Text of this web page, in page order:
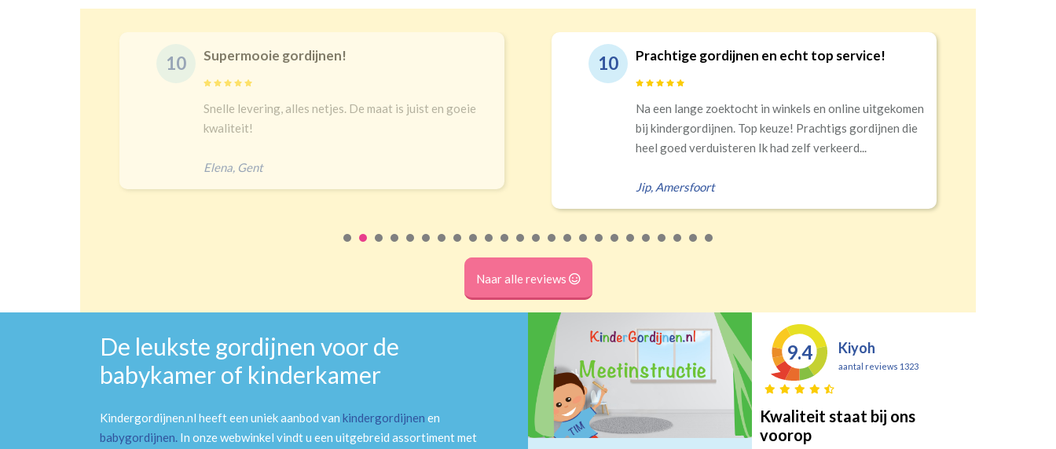
Supermooie gordijnen!
Snelle levering, alles netjes. De maat is juist en goeie
kwaliteit!
Gent
Prachtige gordijnen en echt top service!
Na een lange zoektocht in winkels en online uitgekomen
bij kindergordijnen. Top keuze! Prachtigs gordijnen die
heel goed verduisteren Ik had zelf verkeerd...
Amersfoort
Naar alle reviews
De leukste gordijnen voor de
babykamer of kinderkamer
Kindergordijnen.nl heeft een uniek aanbod van kindergordijnen en
babygordijnen. In onze webwinkel vindt u een uitgebreid assortiment met
9.4 Kiyoh
aantal reviews 1323
Kwaliteit staat bij ons
voorop